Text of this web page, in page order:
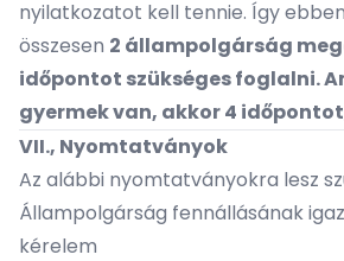
nyilatkozatot kell tennie. Így
összesen 2 állampolgárság
időpontot szükséges foglalni.
gyermek van, akkor 4
VII., Nyomtatványok
Az alábbi nyomtatványokra lesz
Állampolgárság fennállásának
kérelem